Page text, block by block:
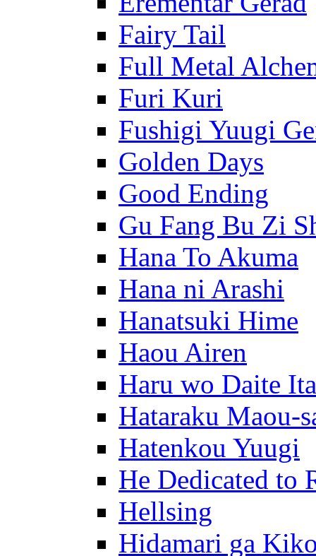
Fairy Tail
Full Metal
Furi Kuri
Fushigi Yuugi
Golden Days
Good Ending
Gu Fang Bu Zi
Hana To Akuma
Hana ni Arashi
Hanatsuki Hime
Haou Airen
Haru wo Daite Ita
Hataraku Maou-
Hatenkou Yuugi
He Dedicated to
Hellsing
Hidamari ga